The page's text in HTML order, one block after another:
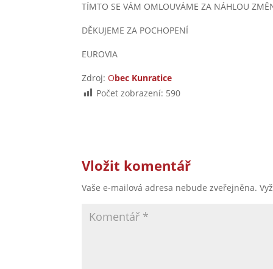
TÍMTO SE VÁM OMLOUVÁME ZA NÁHLOU
DĚKUJEME ZA POCHOPENÍ
EUROVIA
Zdroj:Obec Kunratice
Počet zobrazení: 590
Vložit komentář
Vaše e-mailová adresa nebude zveřejněna.